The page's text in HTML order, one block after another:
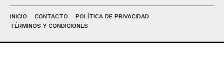
INICIO CONTACTO
POLÍTICA DE PRIVACIDAD
TÉRMINOS Y CONDICIONES